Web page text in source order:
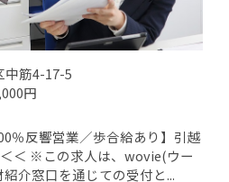
中筋4-17-5
円
％反響営業／歩合給あり】引越
＜ ※この求人は、wovie(ウー
介窓口を通じての受付と...